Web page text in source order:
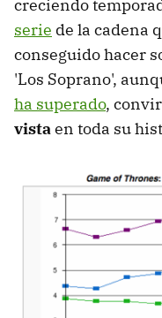
creciendo
serie de la cadena
conseguido hacer
'Los Soprano',
ha superado,
vistaen toda su